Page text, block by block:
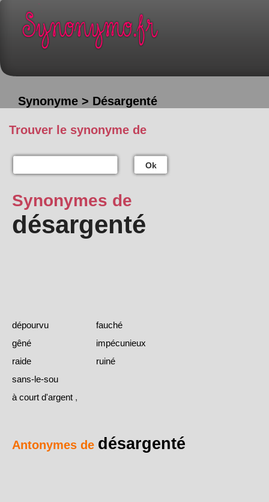
Synonyme > Désargenté
Trouver le synonyme de
Ok
Synonymes de
désargenté
dépourvu
fauché
gêné
impécunieux
raide
ruiné
sans-le-sou
à court d'argent ,
Antonymes de désargenté